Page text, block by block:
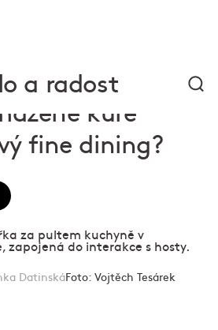
a radost
kuře
fine dining?
DatinskáFoto: Vojtěch Tesárek